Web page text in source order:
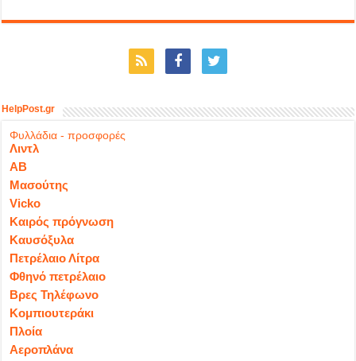
HelpPost.gr
Φυλλάδια - προσφορές
Λιντλ
ΑΒ
Μασούτης
Vicko
Καιρός πρόγνωση
Καυσόξυλα
Πετρέλαιο Λίτρα
Φθηνό πετρέλαιο
Βρες Τηλέφωνο
Κομπιουτεράκι
Πλοία
Αεροπλάνα